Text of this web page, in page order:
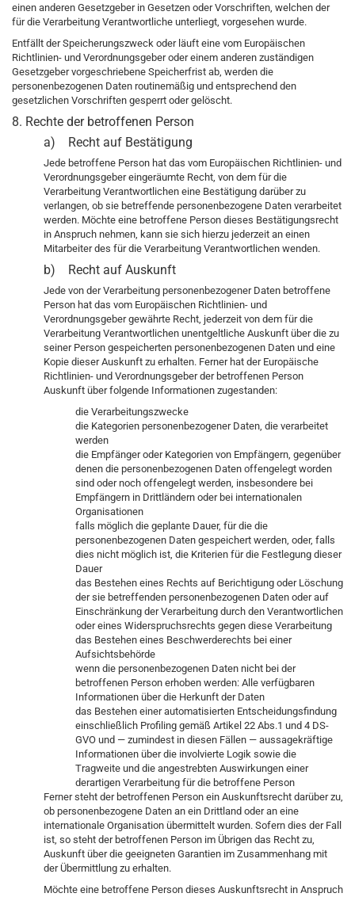
einen anderen Gesetzgeber in Gesetzen oder Vorschriften, welchen der
für die Verarbeitung Verantwortliche unterliegt, vorgesehen wurde.
Entfällt der Speicherungszweck oder läuft eine vom Europäischen
Richtlinien- und Verordnungsgeber oder einem anderen zuständigen
Gesetzgeber vorgeschriebene Speicherfrist ab, werden die
personenbezogenen Daten routinemäßig und entsprechend den
gesetzlichen Vorschriften gesperrt oder gelöscht.
8. Rechte der betroffenen Person
a) Recht auf Bestätigung
Jede betroffene Person hat das vom Europäischen Richtlinien- und
Verordnungsgeber eingeräumte Recht, von dem für die
Verarbeitung Verantwortlichen eine Bestätigung darüber zu
verlangen, ob sie betreffende personenbezogene Daten verarbeitet
werden. Möchte eine betroffene Person dieses Bestätigungsrecht
in Anspruch nehmen, kann sie sich hierzu jederzeit an einen
Mitarbeiter des für die Verarbeitung Verantwortlichen wenden.
b) Recht auf Auskunft
Jede von der Verarbeitung personenbezogener Daten betroffene
Person hat das vom Europäischen Richtlinien- und
Verordnungsgeber gewährte Recht, jederzeit von dem für die
Verarbeitung Verantwortlichen unentgeltliche Auskunft über die zu
seiner Person gespeicherten personenbezogenen Daten und eine
Kopie dieser Auskunft zu erhalten. Ferner hat der Europäische
Richtlinien- und Verordnungsgeber der betroffenen Person
Auskunft über folgende Informationen zugestanden:
die Verarbeitungszwecke
die Kategorien personenbezogener Daten, die verarbeitet
werden
die Empfänger oder Kategorien von Empfängern, gegenüber
denen die personenbezogenen Daten offengelegt worden
sind oder noch offengelegt werden, insbesondere bei
Empfängern in Drittländern oder bei internationalen
Organisationen
falls möglich die geplante Dauer, für die die
personenbezogenen Daten gespeichert werden, oder, falls
dies nicht möglich ist, die Kriterien für die Festlegung dieser
Dauer
das Bestehen eines Rechts auf Berichtigung oder Löschung
der sie betreffenden personenbezogenen Daten oder auf
Einschränkung der Verarbeitung durch den Verantwortlichen
oder eines Widerspruchsrechts gegen diese Verarbeitung
das Bestehen eines Beschwerderechts bei einer
Aufsichtsbehörde
wenn die personenbezogenen Daten nicht bei der
betroffenen Person erhoben werden: Alle verfügbaren
Informationen über die Herkunft der Daten
das Bestehen einer automatisierten Entscheidungsfindung
einschließlich Profiling gemäß Artikel 22 Abs.1 und 4 DS-
GVO und — zumindest in diesen Fällen — aussagekräftige
Informationen über die involvierte Logik sowie die
Tragweite und die angestrebten Auswirkungen einer
derartigen Verarbeitung für die betroffene Person
Ferner steht der betroffenen Person ein Auskunftsrecht darüber zu,
ob personenbezogene Daten an ein Drittland oder an eine
internationale Organisation übermittelt wurden. Sofern dies der Fall
ist, so steht der betroffenen Person im Übrigen das Recht zu,
Auskunft über die geeigneten Garantien im Zusammenhang mit
der Übermittlung zu erhalten.
Möchte eine betroffene Person dieses Auskunftsrecht in Anspruch